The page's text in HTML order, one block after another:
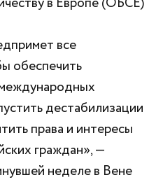
все
обеспечить
дестабилизации
права и интересы
граждан», —
неделе в Вене